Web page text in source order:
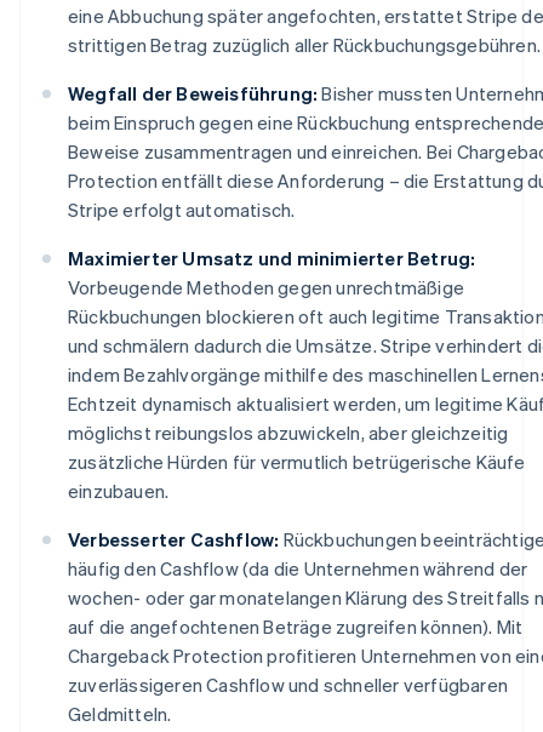
eine Abbuchung später angefochten, erstattet Stripe
strittigen Betrag zuzüglich aller Rückbuchungsgebühren.
Wegfall der Beweisführung: Bisher mussten
beim Einspruch gegen eine Rückbuchung
Beweise zusammentragen und einreichen. Bei
Protection entfällt diese Anforderung – die Erstattung
Stripe erfolgt automatisch.
Maximierter Umsatz und minimierter Betrug:
Vorbeugende Methoden gegen unrechtmäßige
Rückbuchungen blockieren oft auch legitime
und schmälern dadurch die Umsätze. Stripe verhindert
indem Bezahlvorgänge mithilfe des maschinellen
Echtzeit dynamisch aktualisiert werden, um legitime
möglichst reibungslos abzuwickeln, aber gleichzeitig
zusätzliche Hürden für vermutlich betrügerische Käufe
einzubauen.
Verbesserter Cashflow: Rückbuchungen
häufig den Cashflow (da die Unternehmen während der
wochen- oder gar monatelangen Klärung des Streitfalls
auf die angefochtenen Beträge zugreifen können). Mit
Chargeback Protection profitieren Unternehmen von
zuverlässigeren Cashflow und schneller verfügbaren
Geldmitteln.
Australien
English
Belgien
NederlandsFrançaisDeutsch English
Brasilien
Bulgarien
English
English
Deutschland
DeutschEnglish
Estland
Festlandchina
简体中文English
Finnland